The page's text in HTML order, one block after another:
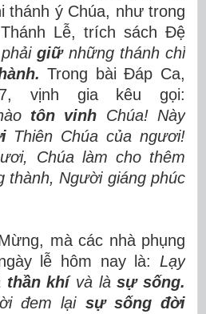
thánh ý Chúa, như trong
Lễ, trích sách Đệ
phảigiữnhững thánh chỉ
Trong bài Đáp Ca,
vịnh gia kêu gọi:
tôn vinh Chúa! Này
Thiên Chúa của ngươi!
Chúa làm cho thêm
thành, Người giáng phúc
mà các nhà phụng
lễ hôm nay là: Lạy
thần khívà làsự sống.
đem lại sự sống đời